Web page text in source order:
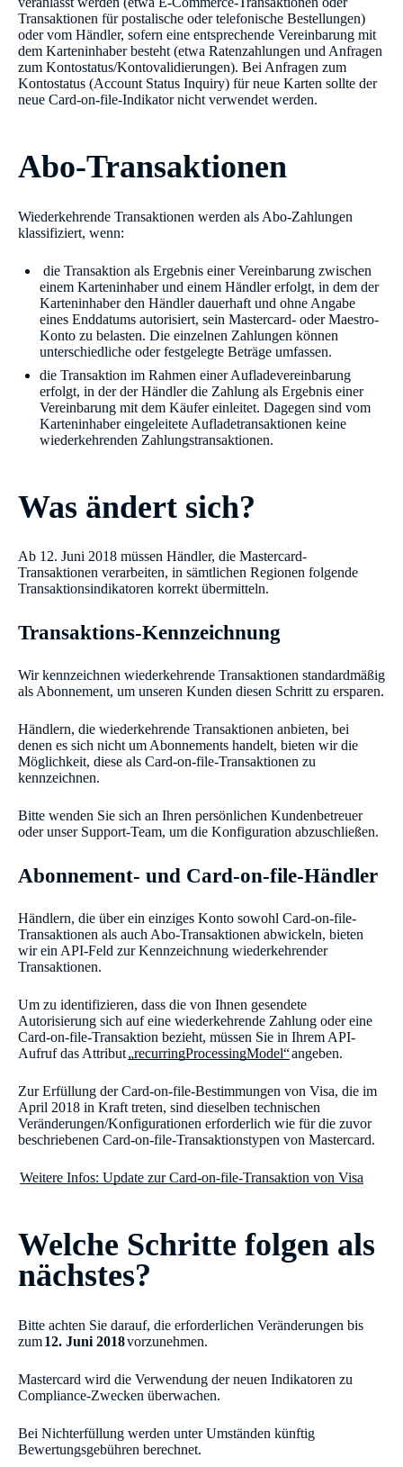
Transaktionen für postalische oder telefonische Bestellungen)
oder vom Händler, sofern eine entsprechende Vereinbarung mit
dem Karteninhaber besteht (etwa Ratenzahlungen und Anfragen
zum Kontostatus/Kontovalidierungen). Bei Anfragen zum
Kontostatus (Account Status Inquiry) für neue Karten sollte der
neue Card-on-file-Indikator nicht verwendet werden.
Abo-Transaktionen
Wiederkehrende Transaktionen werden als Abo-Zahlungen
klassifiziert, wenn:
die Transaktion als Ergebnis einer Vereinbarung zwischen
einem Karteninhaber und einem Händler erfolgt, in dem der
Karteninhaber den Händler dauerhaft und ohne Angabe
eines Enddatums autorisiert, sein Mastercard- oder Maestro-
Konto zu belasten. Die einzelnen Zahlungen können
unterschiedliche oder festgelegte Beträge umfassen.
die Transaktion im Rahmen einer Aufladevereinbarung
erfolgt, in der der Händler die Zahlung als Ergebnis einer
Vereinbarung mit dem Käufer einleitet. Dagegen sind vom
Karteninhaber eingeleitete Aufladetransaktionen keine
wiederkehrenden Zahlungstransaktionen.
Was ändert sich?
Ab 12. Juni 2018 müssen Händler, die Mastercard-
Transaktionen verarbeiten, in sämtlichen Regionen folgende
Transaktionsindikatoren korrekt übermitteln.
Transaktions-Kennzeichnung
Wir kennzeichnen wiederkehrende Transaktionen standardmäßig
als Abonnement, um unseren Kunden diesen Schritt zu ersparen.
Händlern, die wiederkehrende Transaktionen anbieten, bei
denen es sich nicht um Abonnements handelt, bieten wir die
Möglichkeit, diese als Card-on-file-Transaktionen zu
kennzeichnen.
Bitte wenden Sie sich an Ihren persönlichen Kundenbetreuer
oder unser Support-Team, um die Konfiguration abzuschließen.
Abonnement- und Card-on-file-Händler
Händlern, die über ein einziges Konto sowohl Card-on-file-
Transaktionen als auch Abo-Transaktionen abwickeln, bieten
wir ein API-Feld zur Kennzeichnung wiederkehrender
Transaktionen.
Um zu identifizieren, dass die von Ihnen gesendete
Autorisierung sich auf eine wiederkehrende Zahlung oder eine
Card-on-file-Transaktion bezieht, müssen Sie in Ihrem API-
Aufruf das Attribut„recurringProcessingModel“angeben.
Zur Erfüllung der Card-on-file-Bestimmungen von Visa, die im
April 2018 in Kraft treten, sind dieselben technischen
Veränderungen/Konfigurationen erforderlich wie für die zuvor
beschriebenen Card-on-file-Transaktionstypen von Mastercard.
Weitere Infos: Update zur Card-on-file-Transaktion von Visa
Welche Schritte folgen als
nächstes?
Bitte achten Sie darauf, die erforderlichen Veränderungen bis
zum12. Juni 2018vorzunehmen.
Mastercard wird die Verwendung der neuen Indikatoren zu
Compliance-Zwecken überwachen.
Bei Nichterfüllung werden unter Umständen künftig
Bewertungsgebühren berechnet.